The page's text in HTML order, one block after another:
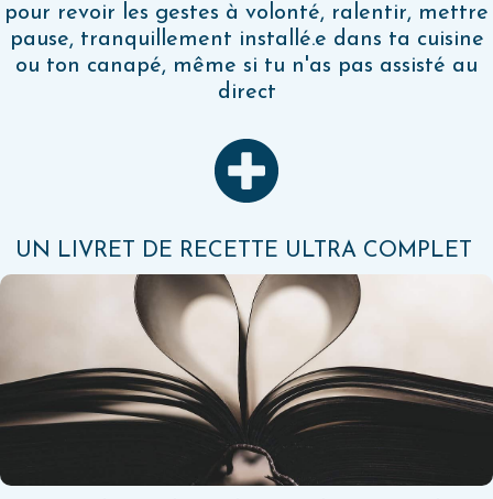
pour revoir les gestes à volonté, ralentir, mettre
pause, tranquillement installé.e dans ta cuisine
ou ton canapé, même si tu n'as pas assisté au
direct
UN LIVRET DE RECETTE ULTRA COMPLET